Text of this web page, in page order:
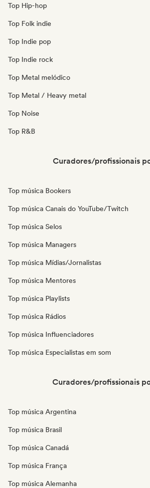
Top Hip-hop
Top Folk indie
Top Indie pop
Top Indie rock
Top Metal melódico
Top Metal / Heavy metal
Top Noise
Top R&B
Curadores/profissionais
Top música Bookers
Top música Canais do YouTube/Twitch
Top música Selos
Top música Managers
Top música Mídias/Jornalistas
Top música Mentores
Top música Playlists
Top música Rádios
Top música Influenciadores
Top música Especialistas em som
Curadores/profissionais
Top música Argentina
Top música Brasil
Top música Canadá
Top música França
Top música Alemanha